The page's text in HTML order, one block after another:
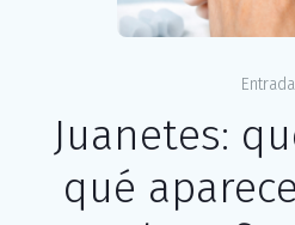
Entrada
Juanetes:
qué